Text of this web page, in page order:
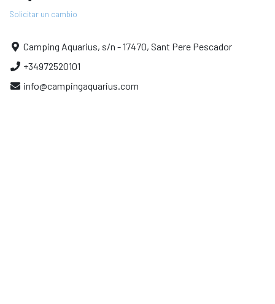
Solicitar un cambio
Camping Aquarius, s/n - 17470, Sant Pere Pescador
+34972520101
info@campingaquarius.com